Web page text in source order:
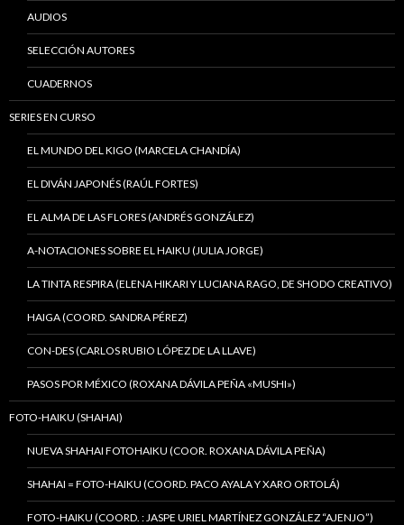
AUDIOS
SELECCIÓN AUTORES
CUADERNOS
SERIES EN CURSO
EL MUNDO DEL KIGO (MARCELA CHANDÍA)
EL DIVÁN JAPONÉS (RAÚL FORTES)
EL ALMA DE LAS FLORES (ANDRÉS GONZÁLEZ)
A-NOTACIONES SOBRE EL HAIKU (JULIA JORGE)
LA TINTA RESPIRA (ELENA HIKARI Y LUCIANA RAGO, DE SHODO CREATIVO)
HAIGA (COORD. SANDRA PÉREZ)
CON-DES (CARLOS RUBIO LÓPEZ DE LA LLAVE)
PASOS POR MÉXICO (ROXANA DÁVILA PEÑA «MUSHI»)
FOTO-HAIKU (SHAHAI)
NUEVA SHAHAI FOTOHAIKU (COOR. ROXANA DÁVILA PEÑA)
SHAHAI = FOTO-HAIKU (COORD. PACO AYALA Y XARO ORTOLÁ)
FOTO-HAIKU (COORD. : JASPE URIEL MARTÍNEZ GONZÁLEZ “AJENJO”)